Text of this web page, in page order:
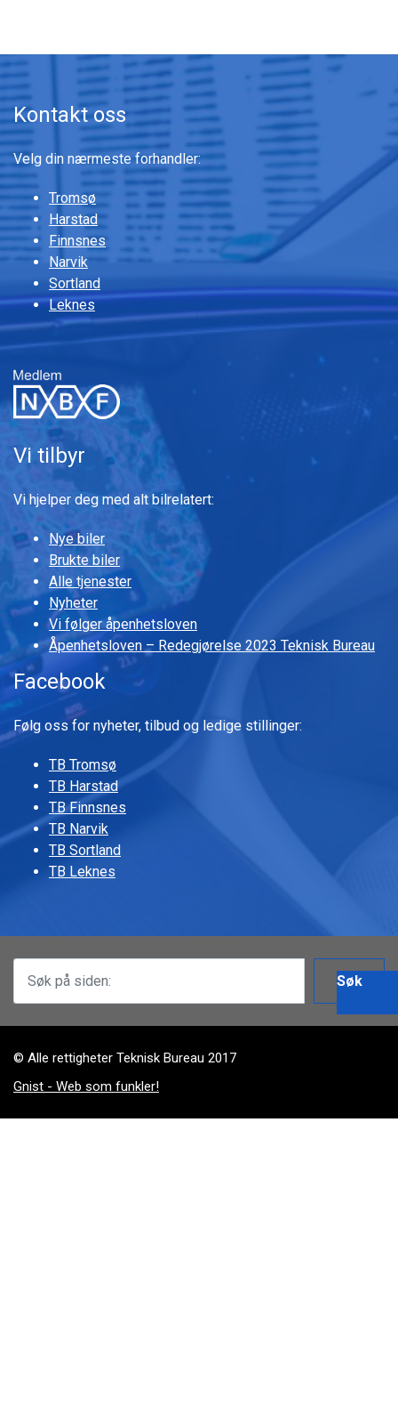
Kontakt oss
Velg din nærmeste forhandler:
Tromsø
Harstad
Finnsnes
Narvik
Sortland
Leknes
Vi tilbyr
Vi hjelper deg med alt bilrelatert:
Nye biler
Brukte biler
Alle tjenester
Nyheter
Vi følger åpenhetsloven
Åpenhetsloven – Redegjørelse 2023 Teknisk Bureau
Facebook
Følg oss for nyheter, tilbud og ledige stillinger:
TB Tromsø
TB Harstad
TB Finnsnes
TB Narvik
TB Sortland
TB Leknes
Søk
© Alle rettigheter Teknisk Bureau 2017
Gnist - Web som funkler!